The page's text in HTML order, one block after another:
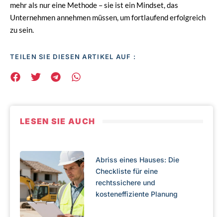
mehr als nur eine Methode – sie ist ein Mindset, das
Unternehmen annehmen müssen, um fortlaufend erfolgreich
zu sein.
TEILEN SIE DIESEN ARTIKEL AUF :
LESEN SIE AUCH
Abriss eines Hauses: Die
Checkliste für eine
rechtssichere und
kosteneffiziente Planung